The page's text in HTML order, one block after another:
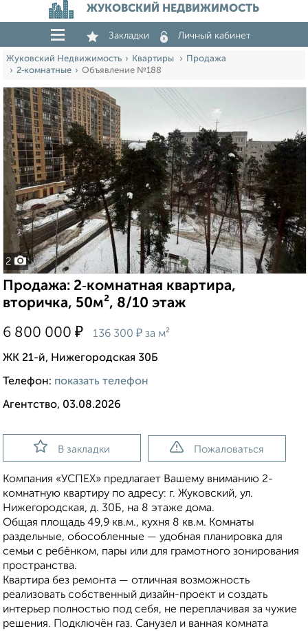
ЖУКОВСКИЙ НЕДВИЖИМОСТЬ
Закладки Личный кабинет
Жуковский Недвижимость Квартиры
Продажа
2‑комнатные
Объявление №188
2
Продажа: 2‑комнатная квартира,
вторичка, 50м², 8/10 этаж
6 800 000 ₽ 136 300 ₽ за м²
ЖК 21-й, Нижегородская 30Б
Телефон: показать телефон
Агентство, 03.08.2026
В закладки Пожаловаться
Компания «УСПЕХ» предлагает Вашему вниманию 2-
комнатную квартиру по адресу: г. Жуковский, ул.
Нижегородская, д. 30Б, на 8 этаже дома.
Общая площадь 49,9 кв.м., кухня 8 кв.м. Комнаты
раздельные, обособленные — удобная планировка для
семьи с ребёнком, пары или для грамотного зонирования
пространства.
Квартира без ремонта — отличная возможность
реализовать собственный дизайн-проект и создать
интерьер полностью под себя, не переплачивая за чужие
решения. Подключён газ. Санузел и ванная комната